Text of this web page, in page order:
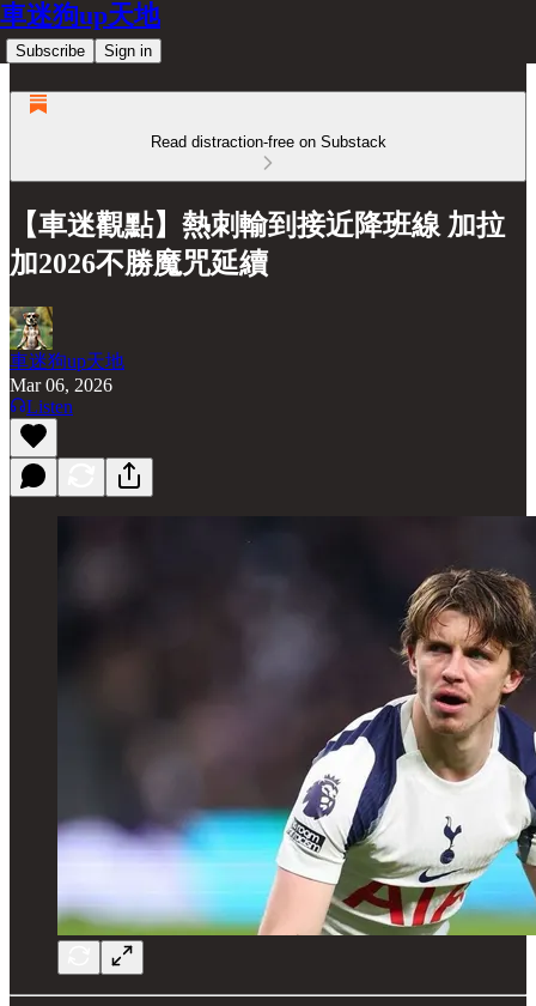
車迷狗up天地
Subscribe Sign in
Read distraction-free on Substack
【車迷觀點】熱刺輸到接近降班線 加拉
加2026不勝魔咒延續
車迷狗up天地
Mar 06, 2026
Listen